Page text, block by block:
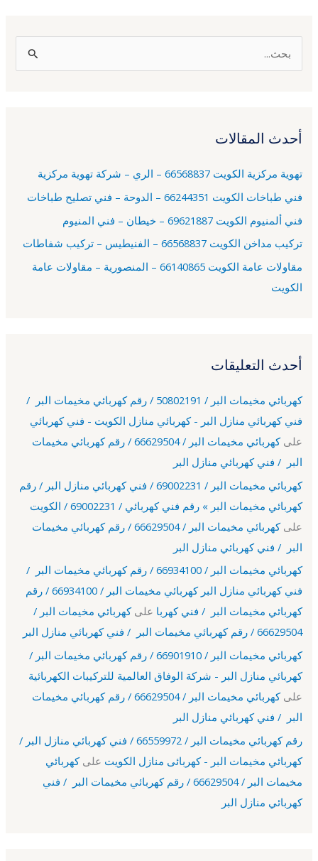
ث
ن
:
أحدث المقالات
تهوية مركزية الكويت 66568837 – الري – شركة تهوية مركزية
فني طباخات الكويت 66244351 – الدوحة – فني تصليح طباخات
فني ألمنيوم الكويت 69621887 – خيطان – فني المنيوم
تركيب مداخن الكويت 66568837 – الفنيطيس – تركيب شفاطات
مقاولات عامة الكويت 66140865 – المنصورية – مقاولات عامة
الكويت
أحدث التعليقات
كهربائي مخيمات البر / 50802191 / رقم كهربائي مخيمات البر /
فني كهربائي منازل البر - كهربائي منازل الكويت - فني كهربائي
على
كهربائي مخيمات البر / 66629504 / رقم كهربائي مخيمات
البر / فني كهربائي منازل البر
كهربائي مخيمات البر / 69002231 / فني كهربائي منازل البر / رقم
كهربائي مخيمات البر » رقم فني كهربائي / 69002231 / الكويت
على
كهربائي مخيمات البر / 66629504 / رقم كهربائي مخيمات
البر / فني كهربائي منازل البر
كهربائي مخيمات البر / 66934100 / رقم كهربائي مخيمات البر /
فني كهربائي منازل البر كهربائي مخيمات البر / 66934100 / رقم
كهربائي مخيمات البر / فني كهربا علىكهربائي مخيمات البر /
66629504 / رقم كهربائي مخيمات البر / فني كهربائي منازل البر
كهربائي مخيمات البر / 66901910 / رقم كهربائي مخيمات البر /
كهربائي منازل البر - شركة الوفاق العالمية للتركيبات الكهربائية
على
كهربائي مخيمات البر / 66629504 / رقم كهربائي مخيمات
البر / فني كهربائي منازل البر
رقم كهربائي مخيمات البر / 66559972 / فني كهربائي منازل البر /
كهربائي مخيمات البر - كهربائى منازل الكويت علىكهربائي
مخيمات البر / 66629504 / رقم كهربائي مخيمات البر / فني
كهربائي منازل البر